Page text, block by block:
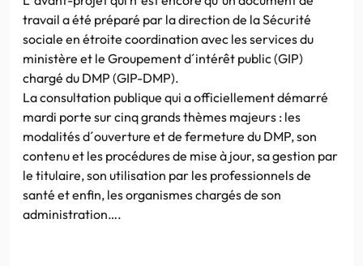
travail a été préparé par la direction de la Sécurité
sociale en étroite coordination avec les services du
ministère et le Groupement d´intérêt public (GIP)
chargé du DMP (GIP-DMP).
La consultation publique qui a officiellement démarré
mardi porte sur cinq grands thèmes majeurs : les
modalités d´ouverture et de fermeture du DMP, son
contenu et les procédures de mise à jour, sa gestion par
le titulaire, son utilisation par les professionnels de
santé et enfin, les organismes chargés de son
administration….